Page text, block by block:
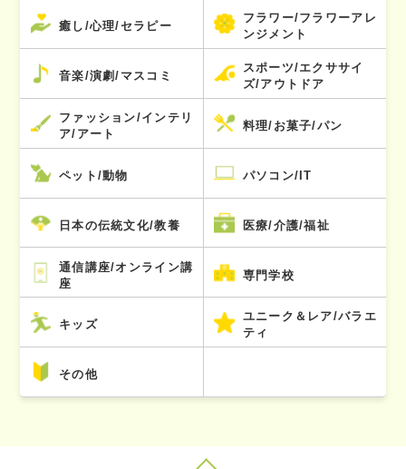
癒し/心理/セラピー
フラワー/フラワーアレ
ンジメント
音楽/演劇/マスコミ
スポーツ/エクササイ
ズ/アウトドア
ファッション/インテリ
ア/アート
料理/お菓子/パン
ペット/動物 パソコン/IT
日本の伝統文化/教養 医療/介護/福祉
通信講座/オンライン講
座
専門学校
キッズ
ユニーク＆レア/バラエ
ティ
その他